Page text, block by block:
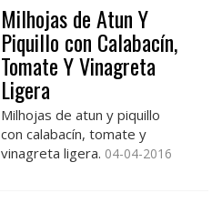
Milhojas de Atun Y
Piquillo con Calabacín,
Tomate Y Vinagreta
Ligera
Milhojas de atun y piquillo
con calabacín, tomate y
vinagreta ligera. 04-04-2016